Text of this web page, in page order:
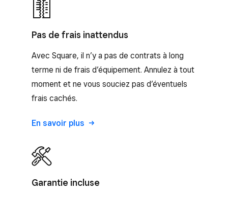
Pas de frais inattendus
Avec Square, il n’y a pas de contrats à long
terme ni de frais d’équipement. Annulez à tout
moment et ne vous souciez pas d’éventuels
frais cachés.
En savoir plus
Garantie incluse